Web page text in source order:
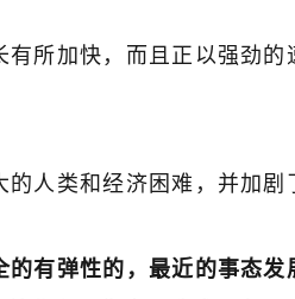
所加快，而且正以强劲的
的人类和经济困难，并加
有弹性的， 最近的事态发